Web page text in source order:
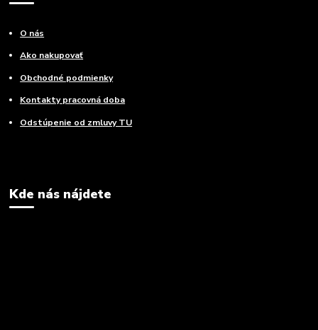
O nás
Ako nakupovať
Obchodné podmienky
Kontakty pracovná doba
Odstúpenie od zmluvy TU
Kde nás nájdete